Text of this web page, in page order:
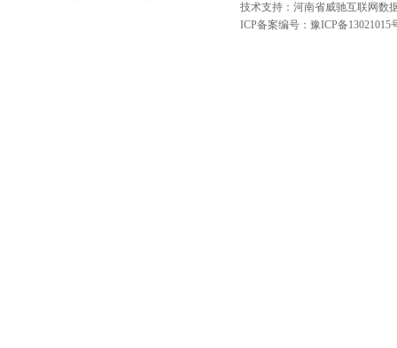
技术支持：河南省威驰互联网数
ICP备案编号： 豫ICP备13021015